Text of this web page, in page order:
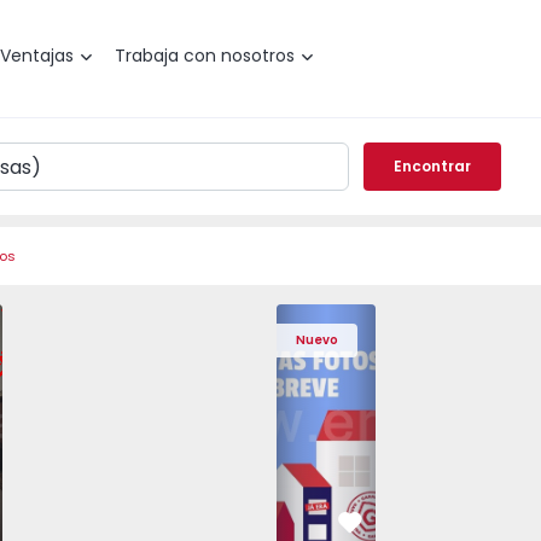
Ventajas Trabaja con nosotros
Encontrar
Pedrouços - 1575536 - 7
T3 Maia, Pedrouços - 1575536 - 9
Apartamento T3 Maia, Pedrouços - 1575536 - 8
Apartamento T3 Maia, Pedrouços - 1575536 - 12
Apartamento T3 Maia, Pedrouços -
Apartamento T3 Maia,
Nuevo
Apartamento T3 Porto,
Favorito